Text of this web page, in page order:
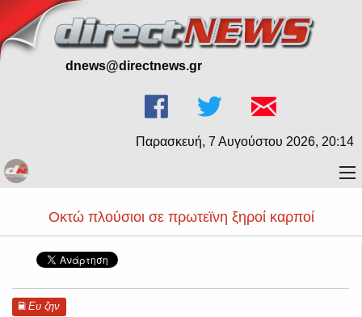
dnews@directnews.gr
Παρασκευή, 7 Αυγούστου 2026, 20:14
Οκτώ πλούσιοι σε πρωτεϊνη ξηροί καρποί
Ευ ζην